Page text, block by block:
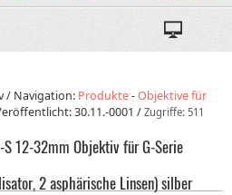
/ Navigation: Produkte-Objektive für
30.11.-0001 / Zugriffe: 511
S 12-32mm Objektiv für G-Serie
2 asphärische Linsen) silber